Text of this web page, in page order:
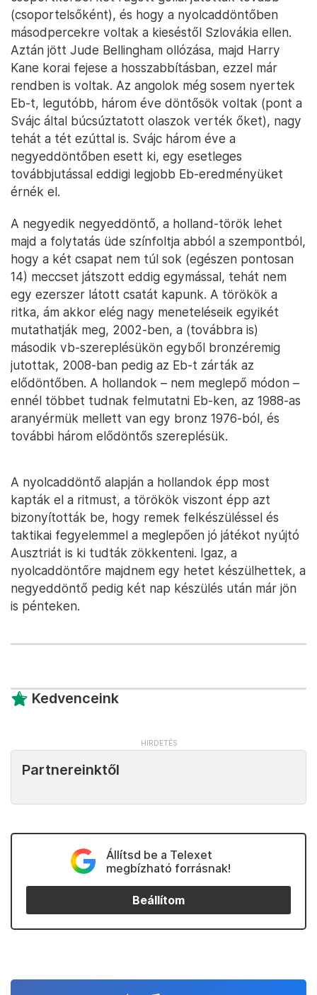
(csoportelsőként), és hogy a nyolcaddöntőben
másodpercekre voltak a kieséstől Szlovákia ellen.
Aztán jött Jude Bellingham ollózása, majd Harry
Kane korai fejese a hosszabbításban, ezzel már
rendben is voltak. Az angolok még sosem nyertek
Eb-t, legutóbb, három éve döntősök voltak (pont a
Svájc által búcsúztatott olaszok verték őket), nagy
tehát a tét ezúttal is. Svájc három éve a
negyeddöntőben esett ki, egy esetleges
továbbjutással eddigi legjobb Eb-eredményüket
érnék el.
A negyedik negyeddöntő, a holland-török lehet
majd a folytatás üde színfoltja abból a szempontból,
hogy a két csapat nem túl sok (egészen pontosan
14) meccset játszott eddig egymással, tehát nem
egy ezerszer látott csatát kapunk. A törökök a
ritka, ám akkor elég nagy meneteléseik egyikét
mutathatják meg, 2002-ben, a (továbbra is)
második vb-szereplésükön egyből bronzéremig
jutottak, 2008-ban pedig az Eb-t zárták az
elődöntőben. A hollandok – nem meglepő módon –
ennél többet tudnak felmutatni Eb-ken, az 1988-as
aranyérmük mellett van egy bronz 1976-ból, és
további három elődöntős szereplésük.
A nyolcaddöntő alapján a hollandok épp most
kapták el a ritmust, a törökök viszont épp azt
bizonyították be, hogy remek felkészüléssel és
taktikai fegyelemmel a meglepően jó játékot nyújtó
Ausztriát is ki tudták zökkenteni. Igaz, a
nyolcaddöntőre majdnem egy hetet készülhettek, a
negyeddöntő pedig két nap készülés után már jön
is pénteken.
Kedvenceink
Partnereinktől
Állítsd be a Telexet
megbízható forrásnak!
Beállítom